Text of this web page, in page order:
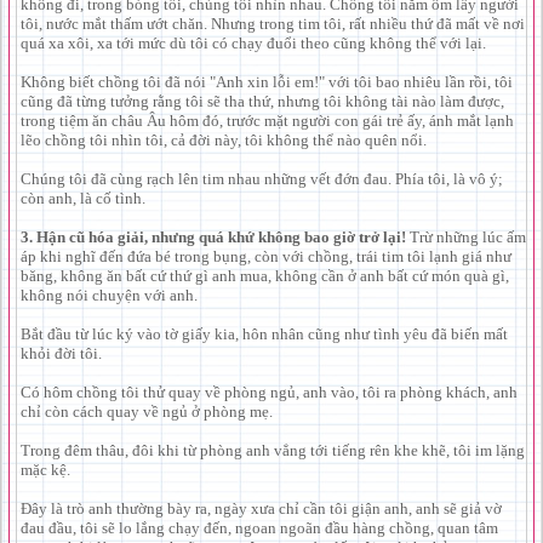
không đi, trong bóng tối, chúng tôi nhìn nhau. Chồng tôi nằm ôm lấy người
tôi, nước mắt thấm ướt chăn. Nhưng trong tim tôi, rất nhiều thứ đã mất về nơi
quá xa xôi, xa tới mức dù tôi có chạy đuổi theo cũng không thể với lại.
Không biết chồng tôi đã nói "Anh xin lỗi em!" với tôi bao nhiêu lần rồi, tôi
cũng đã từng tưởng rằng tôi sẽ tha thứ, nhưng tôi không tài nào làm được,
trong tiệm ăn châu Âu hôm đó, trước mặt người con gái trẻ ấy, ánh mắt lạnh
lẽo chồng tôi nhìn tôi, cả đời này, tôi không thể nào quên nổi.
Chúng tôi đã cùng rạch lên tim nhau những vết đớn đau. Phía tôi, là vô ý;
còn anh, là cố tình.
3. Hận cũ hóa giải, nhưng quá khứ không bao giờ trở lại! Trừ những lúc ấm
áp khi nghĩ đến đứa bé trong bụng, còn với chồng, trái tim tôi lạnh giá như
băng, không ăn bất cứ thứ gì anh mua, không cần ở anh bất cứ món quà gì,
không nói chuyện với anh.
Bắt đầu từ lúc ký vào tờ giấy kia, hôn nhân cũng như tình yêu đã biến mất
khỏi đời tôi.
Có hôm chồng tôi thử quay về phòng ngủ, anh vào, tôi ra phòng khách, anh
chỉ còn cách quay về ngủ ở phòng mẹ.
Trong đêm thâu, đôi khi từ phòng anh vẳng tới tiếng rên khe khẽ, tôi im lặng
mặc kệ.
Đây là trò anh thường bày ra, ngày xưa chỉ cần tôi giận anh, anh sẽ giả vờ
đau đầu, tôi sẽ lo lắng chạy đến, ngoan ngoãn đầu hàng chồng, quan tâm